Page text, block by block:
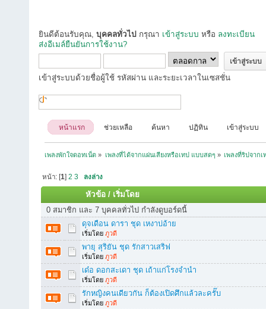
ยินดีต้อนรับคุณ, บุคคลทั่วไป กรุณา เข้าสู่ระบบ หรือ ลงทะเบียน
ส่งอีเมล์ยืนยันการใช้งาน?
เข้าสู่ระบบด้วยชื่อผู้ใช้ รหัสผ่าน และระยะเวลาในเซสชั่น
หน้าแรก ช่วยเหลือ ค้นหา ปฏิทิน เข้าสู่ระบบ
เพลงพักใจดอทเน็ต » เพลงที่ได้จากแผ่นเสียงหรือเทป แบบสดๆ » เพลงที่ริปจาก
หน้า: [1]2 3 ลงล่าง
หัวข้อ / เริ่มโดย
0 สมาชิก และ 7 บุคคลทั่วไป กำลังดูบอร์ดนี้
ดุจเดือน ดารา ชุด เหงาบ่อ้าย
เริ่มโดย ภูวดี
พายุ สุริยัน ชุด รักสาวเสริฟ
เริ่มโดย ภูวดี
เด๋อ ดอกสะเดา ชุด เถ้าแก่โรงจำนำ
เริ่มโดย ภูวดี
รักหญิงคนเดียวกัน ก็ต้องเปิดศึกแล้วละครั๊บ
เริ่มโดย ภูวดี